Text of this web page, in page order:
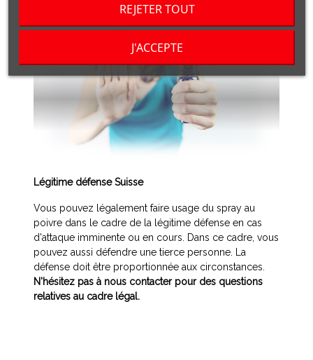
Légitime défense Suisse
Vous pouvez légalement faire usage du spray au
poivre dans le cadre de la légitime défense en cas
d'attaque imminente ou en cours. Dans ce cadre, vous
pouvez aussi défendre une tierce personne. La
défense doit être proportionnée aux circonstances.
N'hésitez pas à nous contacter pour des questions
relatives au cadre légal.
REJETER TOUT
J'ACCEPTE